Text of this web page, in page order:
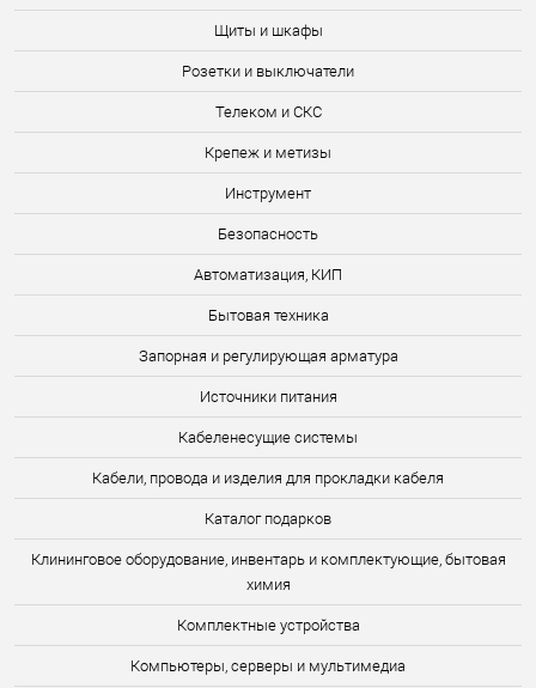
Щиты и шкафы
Розетки и выключатели
Телеком и СКС
Крепеж и метизы
Инструмент
Безопасность
Автоматизация, КИП
Бытовая техника
Запорная и регулирующая арматура
Источники питания
Кабеленесущие системы
Кабели, провода и изделия для прокладки кабеля
Каталог подарков
Клининговое оборудование, инвентарь и комплектующие, бытовая
химия
Комплектные устройства
Компьютеры, серверы и мультимедиа